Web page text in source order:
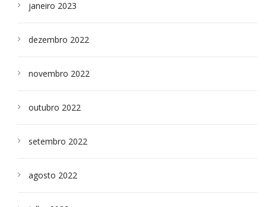
janeiro 2023
dezembro 2022
novembro 2022
outubro 2022
setembro 2022
agosto 2022